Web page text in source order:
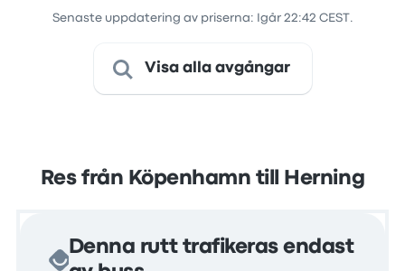
Senaste uppdatering av priserna: Igår 22:42 CEST.
Visa alla avgångar
Res från Köpenhamn till Herning
Denna rutt trafikeras endast